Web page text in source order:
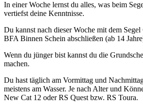
In einer Woche lernst du alles, was beim
vertiefst deine Kenntnisse.
Du kannst nach dieser Woche mit dem
BFA Binnen Schein abschließen (ab 14
Wenn du jünger bist kannst du die
machen.
Du hast täglich am Vormittag und
meistens am Wasser. Je nach Alter und
New Cat 12 oder RS Quest bzw. RS Toura.